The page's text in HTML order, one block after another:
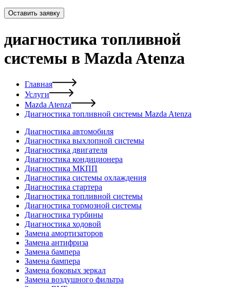
Оставить заявку
диагностика топливной
системы в Mazda Atenza
Главная
Услуги
Mazda Atenza
Диагностика топливной системы Mazda Atenza
Диагностика автомобиля
Диагностика выхлопной системы
Диагностика двигателя
Диагностика кондиционера
Диагностика МКПП
Диагностика системы охлаждения
Диагностика стартера
Диагностика топливной системы
Диагностика тормозной системы
Диагностика турбины
Диагностика ходовой
Замена амортизаторов
Замена антифриза
Замена бампера
Замена бампера
Замена боковых зеркал
Замена воздушного фильтра